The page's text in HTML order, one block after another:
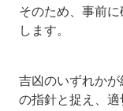
そのため、事前
します。
吉凶のいずれか
の指針と捉え、適